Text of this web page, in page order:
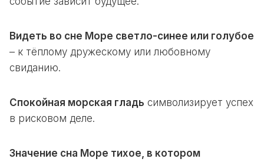
Видеть во сне Море светло-синее или голубое
– к тёплому дружескому или любовному
свиданию.
Спокойная морская гладь символизирует успех
в рисковом деле.
Значение сна Море тихое, в котором